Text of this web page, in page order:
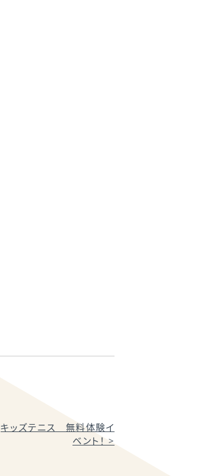
キッズテニス 無料体験イ
ベント！ >